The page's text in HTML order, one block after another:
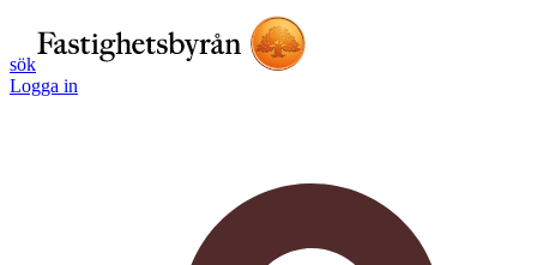
sök
Logga in